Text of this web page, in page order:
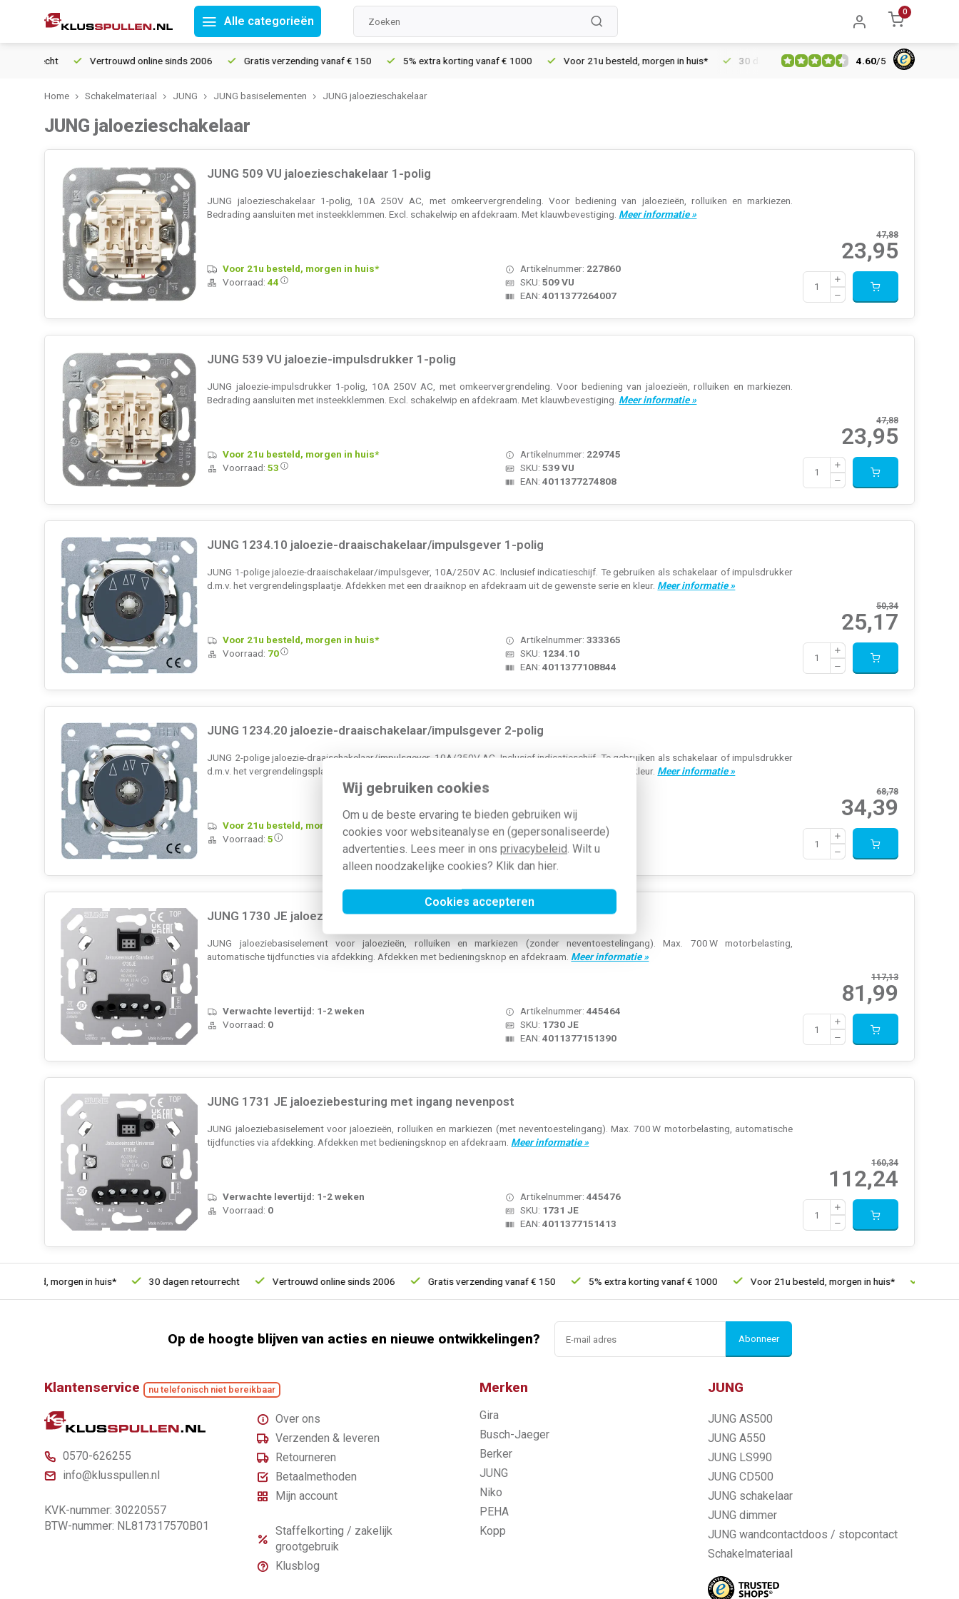
Wij gebruiken cookies
Om u de beste ervaring te bieden gebruiken wij
cookies voor websiteanalyse en (gepersonaliseerde)
advertenties. Lees meer in ons privacybeleid. Wilt u
alleen noodzakelijke cookies? Klik dan hier.
Cookies accepteren
Alle categorieën
0
Vertrouwd online sinds 2006 Gratis verzending vanaf € 150 5% extra korting vanaf € 1000 Voor 21u besteld, morgen in huis* 30 dagen retourrecht Vertrouwd online sinds 2006
4.60/5
Home Schakelmateriaal JUNG JUNG basiselementen JUNG jaloezieschakelaar
JUNG jaloezieschakelaar
JUNG 509 VU jaloezieschakelaar 1-polig
JUNG jaloezieschakelaar 1-polig, 10A 250V AC, met omkeervergrendeling. Voor bediening van jaloezieën, rolluiken en markiezen.
Bedrading aansluiten met insteekklemmen. Excl. schakelwip en afdekraam. Met klauwbevestiging. Meer informatie »
47,88
23,95
Artikelnummer: 227860
SKU:509 VU
EAN:4011377264007
Voor 21u besteld, morgen in huis*
Voorraad: 44
JUNG 539 VU jaloezie-impulsdrukker 1-polig
JUNG jaloezie-impulsdrukker 1-polig, 10A 250V AC, met omkeervergrendeling. Voor bediening van jaloezieën, rolluiken en markiezen.
Bedrading aansluiten met insteekklemmen. Excl. schakelwip en afdekraam. Met klauwbevestiging. Meer informatie »
47,88
23,95
Artikelnummer: 229745
SKU:539 VU
EAN:4011377274808
Voor 21u besteld, morgen in huis*
Voorraad: 53
JUNG 1234.10 jaloezie-draaischakelaar/impulsgever 1-polig
JUNG 1-polige jaloezie-draaischakelaar/impulsgever, 10A/250V AC. Inclusief indicatieschijf. Te gebruiken als schakelaar of impulsdrukker
d.m.v. het vergrendelingsplaatje. Afdekken met een draaiknop en afdekraam uit de gewenste serie en kleur. Meer informatie »
50,34
25,17
Artikelnummer:333365
SKU: 1234.10
EAN:4011377108844
Voor 21u besteld, morgen in huis*
Voorraad: 70
JUNG 1234.20 jaloezie-draaischakelaar/impulsgever 2-polig
JUNG 2-polige jaloezie-draaischakelaar/impulsgever, 10A/250V AC. Inclusief indicatieschijf. Te gebruiken als schakelaar of impulsdrukker
d.m.v. het vergrendelingsplaatje. Afdekken met een draaiknop en afdekraam uit de gewenste serie en kleur. Meer informatie »
68,78
34,39
Artikelnummer:
339028
SKU:1234.20
EAN:4011377108868
Voor 21u besteld, morgen in huis*
Voorraad: 5
JUNG 1730 JE jaloeziebesturing zonder ingang nevenpost
JUNG jaloeziebasiselement voor jaloezieën, rolluiken en markiezen (zonder neventoestelingang). Max. 700 W motorbelasting,
automatische tijdfuncties via afdekking. Afdekken met bedieningsknop en afdekraam. Meer informatie »
117,13
81,99
Artikelnummer:445464
SKU: 1730 JE
EAN:4011377151390
Verwachte levertijd: 1-2 weken
Voorraad: 0
JUNG 1731 JE jaloeziebesturing met ingang nevenpost
JUNG jaloeziebasiselement voor jaloezieën, rolluiken en markiezen (met neventoestelingang). Max. 700 W motorbelasting, automatische
tijdfuncties via afdekking. Afdekken met bedieningsknop en afdekraam. Meer informatie »
160,34
112,24
Artikelnummer:445476
SKU: 1731 JE
EAN:4011377151413
Verwachte levertijd: 1-2 weken
Voorraad: 0
morgen in huis* 30 dagen retourrecht Vertrouwd online sinds 2006 Gratis verzending vanaf € 150 5% extra korting vanaf € 1000 Voor 21u besteld, morgen in huis* 30 dagen
Op de hoogte blijven van acties en nieuwe ontwikkelingen? Abonneer
Klantenservice nu telefonisch niet bereikbaar
0570-626255
info@klusspullen.nl
KVK-nummer: 30220557
BTW-nummer: NL817317570B01
Over ons
Verzenden & leveren
Retourneren
Betaalmethoden
Mijn account
Staffelkorting / zakelijk
grootgebruik
Klusblog
Merken
Gira
Busch-Jaeger
Berker
JUNG
Niko
PEHA
Kopp
JUNG
JUNG AS500
JUNG A550
JUNG LS990
JUNG CD500
JUNG schakelaar
JUNG dimmer
JUNG wandcontactdoos / stopcontact
Schakelmateriaal